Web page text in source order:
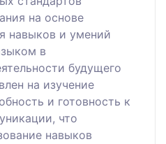
на основе
навыков и умений
в
будущего
на изучение
и готовность к
что
навыков